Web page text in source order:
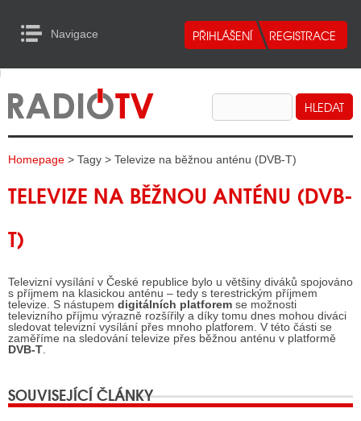
Navigace
RADIA
TELEVIZE
INTERNET
TISK
RÁDIÍ
RÁDIÍ
VYSÍLAČE
to Content
Homepage > Tagy > Televize na běžnou anténu (DVB-T)
TELEVIZE NA BĚŽNOU ANTÉNU (DVB-
T)
Televizní vysílání v České republice bylo u většiny diváků spojováno
s příjmem na klasickou anténu – tedy s terestrickým příjmem
televize. S nástupem digitálních platforem se možnosti
televizního příjmu výrazně rozšířily a díky tomu dnes mohou diváci
sledovat televizní vysílání přes mnoho platforem. V této části se
zaměříme na sledování televize přes běžnou anténu v platformě
DVB-T
SOUVISEJÍCÍ ČLÁNKY